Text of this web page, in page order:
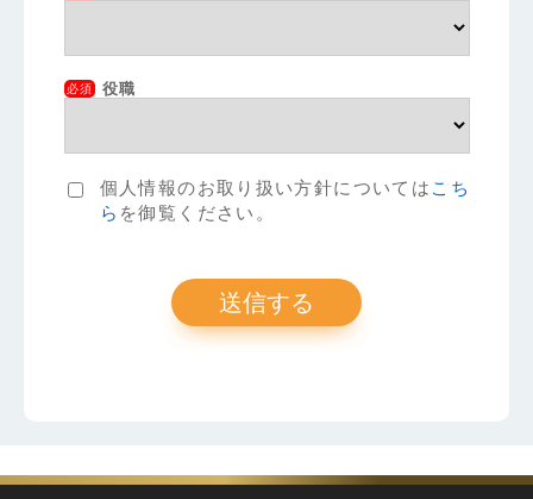
必須 役職
個人情報のお取り扱い方針については こち
ら を御覧ください。